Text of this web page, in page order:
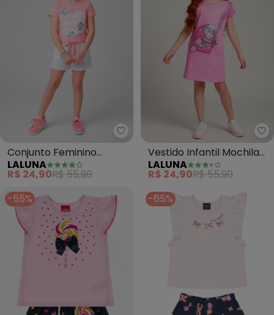
Laluna - Conjunto Feminino
Conjunto Feminino
Flowers Make Me (Rosa)
LALUNA
R$ 24,90R$ 55,90
Vestido Infantil Mochila
Gatinhos (Rosa)
LALUNA
R$ 24,90R$ 55,90
-55%
-65%